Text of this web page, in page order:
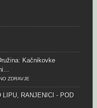
Kačnikovke
ZDRAVJE
LIPU, RANJENICI - POD